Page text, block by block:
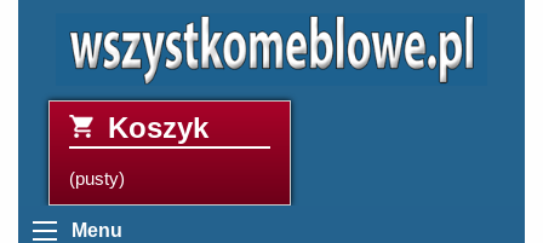
Koszyk
(pusty)
Menu